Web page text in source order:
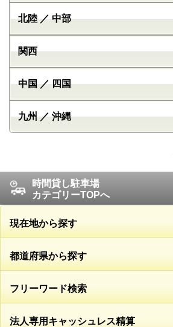
北陸 ／ 中部
関西
中国 ／ 四国
九州 ／ 沖縄
時間貸し駐車場
カテゴリーTOPへ
現在地から探す
都道府県から探す
フリーワード検索
法人専用キャッシュレス精算